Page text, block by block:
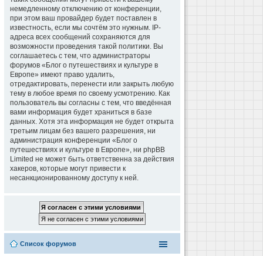
немедленному отключению от конференции,
при этом ваш провайдер будет поставлен в
известность, если мы сочтём это нужным. IP-
адреса всех сообщений сохраняются для
возможности проведения такой политики. Вы
соглашаетесь с тем, что администраторы
форумов «Блог о путешествиях и культуре в
Европе» имеют право удалить,
отредактировать, перенести или закрыть любую
тему в любое время по своему усмотрению. Как
пользователь вы согласны с тем, что введённая
вами информация будет храниться в базе
данных. Хотя эта информация не будет открыта
третьим лицам без вашего разрешения, ни
администрация конференции «Блог о
путешествиях и культуре в Европе», ни phpBB
Limited не может быть ответственна за действия
хакеров, которые могут привести к
несанкционированному доступу к ней.
Список форумов